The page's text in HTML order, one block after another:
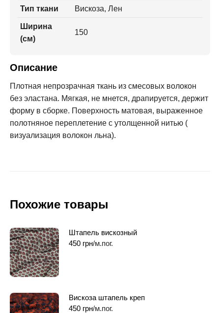
Тип ткани Вискоза, Лен
Ширина
(см)
150
Описание
Плотная непрозрачная ткань из смесовых волокон
без эластана. Мягкая, не мнется, драпируется, держит
форму в сборке. Поверхность матовая, выраженное
полотняное переплетение с утолщенной нитью (
визуализация волокон льна).
Похожие товары
Штапель вискозный
450 грн/м.пог.
Вискоза штапель креп
450 грн/м.пог.